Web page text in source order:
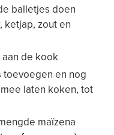
balletjes doen
ketjap, zout en
de kook
en nog
laten koken, tot
maïzena